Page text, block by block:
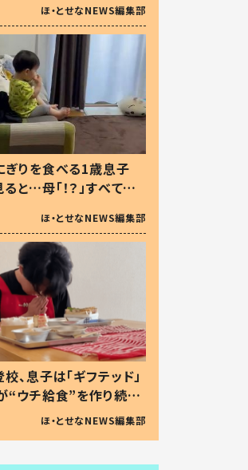
ほ・とせなNEWS編集部
ぎりを食べる1歳息子
と…母「！？」すべてを
に「可愛いから許
」
ほ・とせなNEWS編集部
、息子は「ギフテッド」
ウチ給食”を作り続け
令和の親 #令和の子
ほ・とせなNEWS編集部